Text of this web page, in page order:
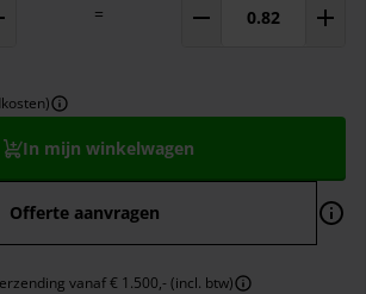
=
In mijn winkelwagen
Offerte aanvragen
vanaf € 1.500,- (incl. btw)